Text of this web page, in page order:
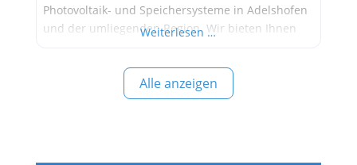
Photovoltaik- und Speichersysteme in Adelshofen
und der umliegenden Region. Wir bieten Ihnen
senken, Ihre Unabhängigkeit zu stärken und einen
aktiven Beitrag zum Umweltschutz zu leisten.
Warum BL Speicher- & Photovoltaiksysteme
Weiterlesen …
Alle anzeigen